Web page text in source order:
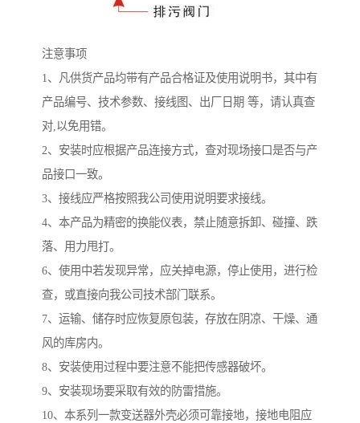
注意事项
1、凡供货产品均带有产品合格证及使用说明书，其中有
产品编号、技术参数、接线图、出厂日期 等，请认真查
对,以免用错。
2、安装时应根据产品连接方式，查对现场接口是否与产
品接口一致。
3、接线应严格按照我公司使用说明要求接线。
4、本产品为精密的换能仪表，禁止随意拆卸、碰撞、跌
落、用力甩打。
6、使用中若发现异常，应关掉电源，停止使用，进行检
查，或直接向我公司技术部门联系。
7、运输、储存时应恢复原包装，存放在阴凉、干燥、通
风的库房内。
8、安装使用过程中要注意不能把传感器破坏。
9、安装现场要采取有效的防雷措施。
10、本系列一款变送器外壳必须可靠接地，接地电阻应